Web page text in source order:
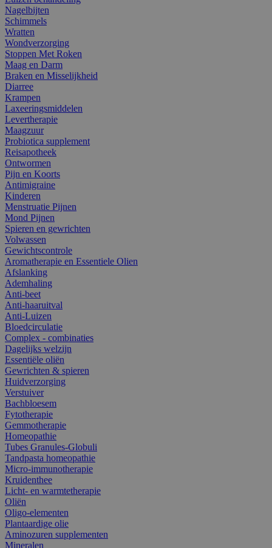
Nagelbijten
Schimmels
Wratten
Wondverzorging
Stoppen Met Roken
Maag en Darm
Braken en Misselijkheid
Diarree
Krampen
Laxeeringsmiddelen
Levertherapie
Maagzuur
Probiotica supplement
Reisapotheek
Ontwormen
Pijn en Koorts
Antimigraine
Kinderen
Menstruatie Pijnen
Mond Pijnen
Spieren en gewrichten
Volwassen
Gewichtscontrole
Aromatherapie en Essentiele Olien
Afslanking
Ademhaling
Anti-beet
Anti-haaruitval
Anti-Luizen
Bloedcirculatie
Complex - combinaties
Dagelijks welzijn
Essentiële oliën
Gewrichten & spieren
Huidverzorging
Verstuiver
Bachbloesem
Fytotherapie
Gemmotherapie
Homeopathie
Tubes Granules-Globuli
Tandpasta homeopathie
Micro-immunotherapie
Kruidenthee
Licht- en warmtetherapie
Oliën
Oligo-elementen
Plantaardige olie
Aminozuren supplementen
Mineralen